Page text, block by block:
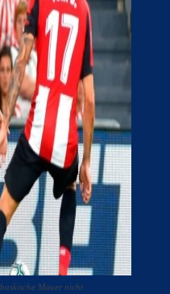
Mauer nicht